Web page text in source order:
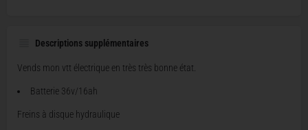
Descriptions supplémentaires
Vends mon vtt électrique en très très bonne état.
Batterie 36v/16ah
Freins à disque hydraulique